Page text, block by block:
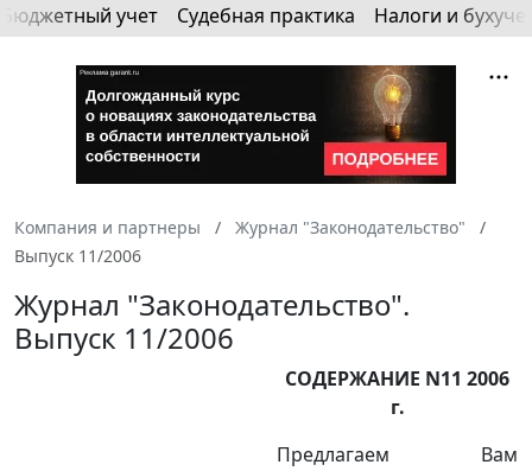
Бюджетный учет Судебная практика Налоги и
Компания и партнеры
Журнал "Законодательство"
Выпуск 11/2006
Журнал "Законодательство".
Выпуск 11/2006
СОДЕРЖАНИЕ N11 2006
г.
Предлагаем Вам